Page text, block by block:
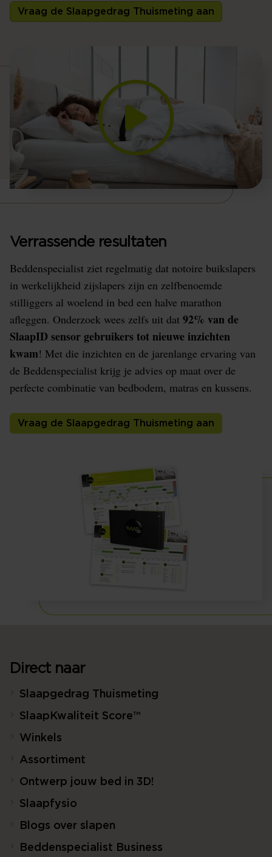
Vraag de Slaapgedrag Thuismeting aan
Verrassende resultaten
Beddenspecialist ziet regelmatig dat notoire buikslapers
in werkelijkheid zijslapers zijn en zelfbenoemde
stilliggers al woelend in bed een halve marathon
afleggen. Onderzoek wees zelfs uit dat 92% van de
SlaapID sensor gebruikers tot nieuwe inzichten
kwam! Met die inzichten en de jarenlange ervaring van
de Beddenspecialist krijg je advies op maat over de
perfecte combinatie van bedbodem, matras en kussens.
Vraag de Slaapgedrag Thuismeting aan
Direct naar
Slaapgedrag Thuismeting
SlaapKwaliteit Score™
Winkels
Assortiment
Ontwerp jouw bed in 3D!
Slaapfysio
Blogs over slapen
Beddenspecialist Business